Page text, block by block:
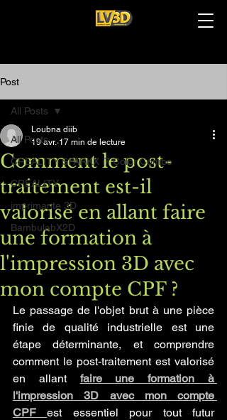
Post
All Posts
CREALITY SPARKX i7 Color Combo
CREALITY
imprimante 3D
BambulabX2D
All Posts
Comment le post-
traitement est-il
valorisé en allant faire
une formation à
l'impression 3D avec
mon compte CPF ?
Loubna diib
19 avr. 17 min de lecture
Le passage de l'objet brut à une pièce
finie de qualité industrielle est une
étape déterminante, et comprendre
comment le post-traitement est valorisé
en allant faire une formation à
l'impression 3D avec mon compte
CPF
est essentiel pour tout futur